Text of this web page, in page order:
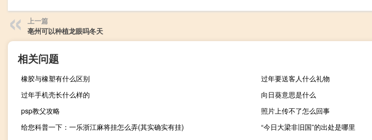
上一篇
亳州可以种植龙眼吗冬天
相关问题
橡胶与橡塑有什么区别
过年要送客人什么礼物
过年手机壳长什么样的
向日葵意思是什么
psp教父攻略
照片上传不了怎么回事
给您科普一下：一乐浙江麻将挂怎么弄(其实确实有挂)
“今日大梁非旧国”的出处是哪里